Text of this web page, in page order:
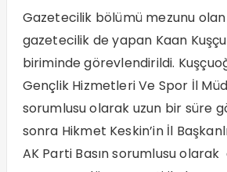
Gazetecilik bölümü mezunu olan
gazetecilik de yapan Kaan
biriminde görevlendirildi.
Gençlik Hizmetleri Ve Spor İl
sorumlusu olarak uzun bir süre
sonra Hikmet Keskin’in İl
AK Parti Basın sorumlusu